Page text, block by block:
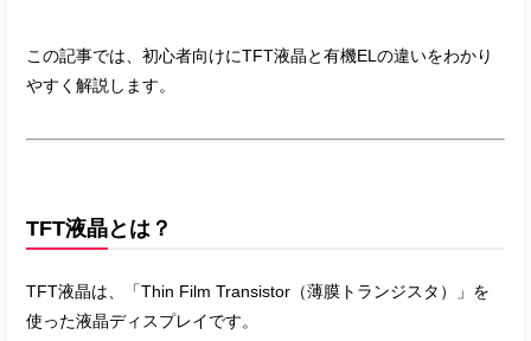
この記事では、初心者向けにTFT液晶と有機ELの違いをわかり
やすく解説します。
TFT液晶とは？
TFT液晶は、「Thin Film Transistor（薄膜トランジスタ）」を
使った液晶ディスプレイです。